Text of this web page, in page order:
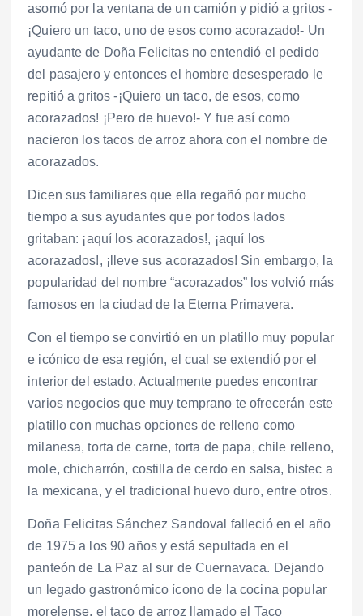
asomó por la ventana de un camión y pidió a gritos -
¡Quiero un taco, uno de esos como acorazado!- Un
ayudante de Doña Felicitas no entendió el pedido
del pasajero y entonces el hombre desesperado le
repitió a gritos -¡Quiero un taco, de esos, como
acorazados! ¡Pero de huevo!- Y fue así como
nacieron los tacos de arroz ahora con el nombre de
acorazados.
Dicen sus familiares que ella regañó por mucho
tiempo a sus ayudantes que por todos lados
gritaban: ¡aquí los acorazados!, ¡aquí los
acorazados!, ¡lleve sus acorazados! Sin embargo, la
popularidad del nombre “acorazados” los volvió más
famosos en la ciudad de la Eterna Primavera.
Con el tiempo se convirtió en un platillo muy popular
e icónico de esa región, el cual se extendió por el
interior del estado. Actualmente puedes encontrar
varios negocios que muy temprano te ofrecerán este
platillo con muchas opciones de relleno como
milanesa, torta de carne, torta de papa, chile relleno,
mole, chicharrón, costilla de cerdo en salsa, bistec a
la mexicana, y el tradicional huevo duro, entre otros.
Doña Felicitas Sánchez Sandoval falleció en el año
de 1975 a los 90 años y está sepultada en el
panteón de La Paz al sur de Cuernavaca. Dejando
un legado gastronómico ícono de la cocina popular
morelense, el taco de arroz llamado el Taco